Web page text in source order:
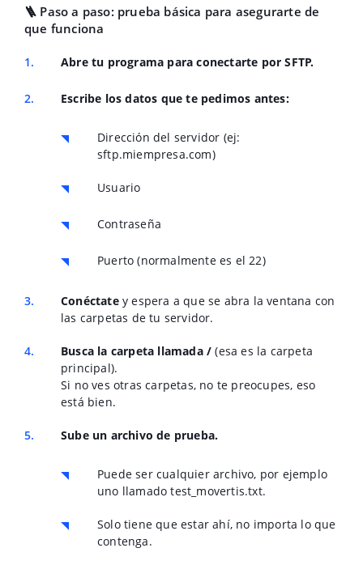
🪜 Paso a paso: prueba básica para asegurarte de
que funciona
Abre tu programa para conectarte por SFTP.
Escribe los datos que te pedimos antes:
Dirección del servidor (ej:
sftp.miempresa.com)
Usuario
Contraseña
Puerto (normalmente es el 22)
Conéctatey espera a que se abra la ventana con
las carpetas de tu servidor.
Busca la carpeta llamada / (esa es la carpeta
principal).
Si no ves otras carpetas, no te preocupes, eso
está bien.
Sube un archivo de prueba.
Puede ser cualquier archivo, por ejemplo
uno llamado test_movertis.txt.
Solo tiene que estar ahí, no importa lo que
contenga.